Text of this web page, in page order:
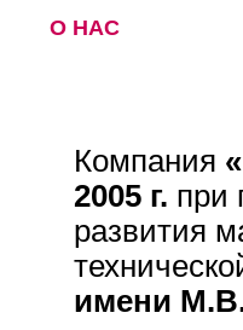
О НАС
Компания
2005 г. при
развития
имени